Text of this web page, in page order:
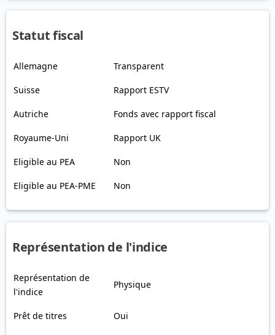
Statut fiscal
Allemagne Transparent
Suisse Rapport ESTV
Autriche Fonds avec rapport fiscal
Royaume-Uni Rapport UK
Eligible au PEA Non
Eligible au PEA-PME Non
Représentation de l'indice
Représentation de
l'indice
Physique
Prêt de titres Oui